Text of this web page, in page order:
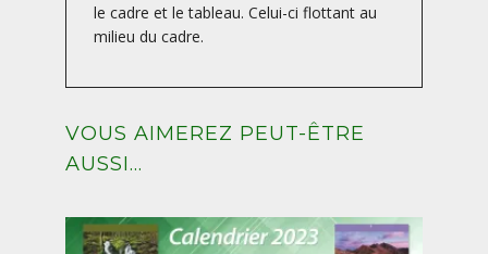
le cadre et le tableau. Celui-ci flottant au
milieu du cadre.
VOUS AIMEREZ PEUT-ÊTRE
AUSSI…